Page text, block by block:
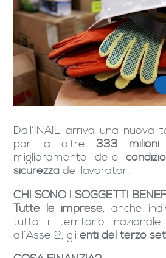
Dall’INAIL arriva una nuova
pari a oltre 333
miglioramento delle
sicurezza dei lavoratori.
CHI SONO I SOGGETTI
Tutte le imprese, anche
tutto il territorio nazionale
all’Asse 2, glienti del terzo